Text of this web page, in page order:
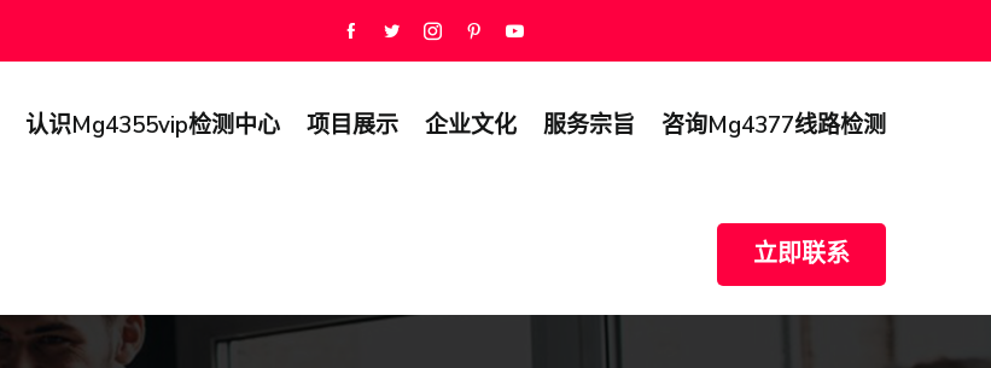
认识mg4355vip检测中心 项目展示 企业文化 服务宗旨 咨询mg4377线路检测
立即联系